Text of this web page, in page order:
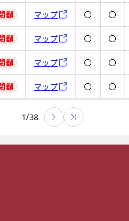
鎖 マップ 〇 〇
鎖 マップ 〇 〇
鎖 マップ 〇 〇
鎖 マップ 〇 〇
1/38